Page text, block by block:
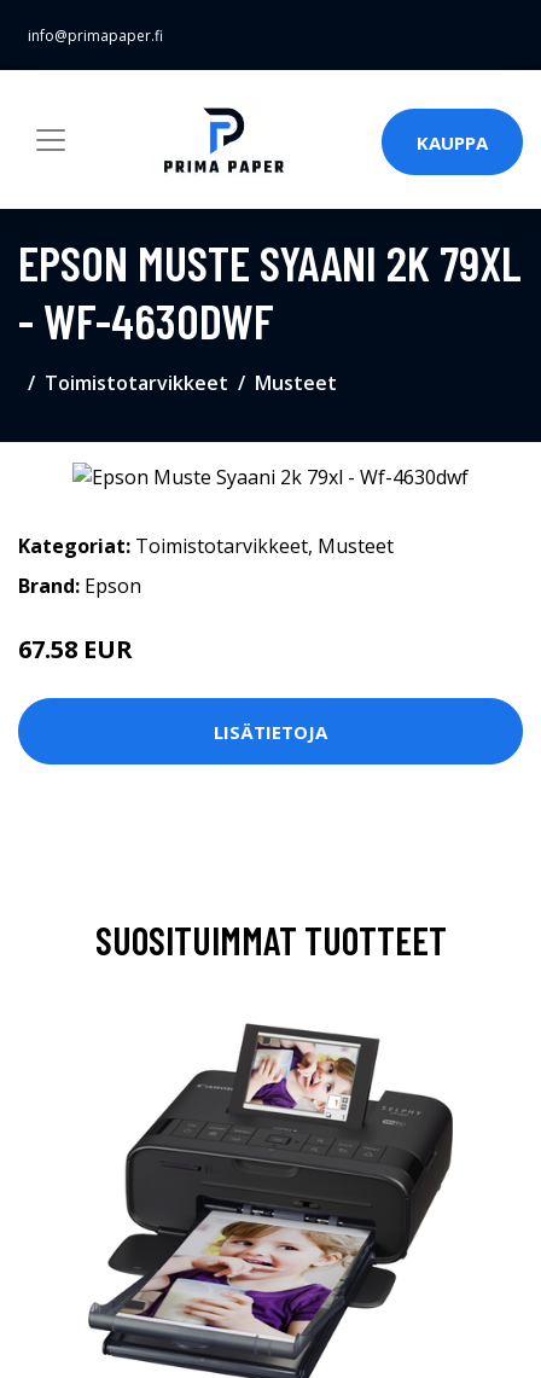
info@primapaper.fi
KAUPPA
EPSON MUSTE SYAANI 2K 79XL
- WF-4630DWF
Toimistotarvikkeet Musteet
Kategoriat: Toimistotarvikkeet, Musteet
Brand: Epson
67.58 EUR
LISÄTIETOJA
SUOSITUIMMAT TUOTTEET